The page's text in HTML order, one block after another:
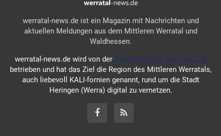
werratal-news.de ist ein Magazin mit Nachrichten und
aktuellen Meldungen aus dem Mittleren Werratal und
Waldhessen.
werratal-news.de wird von der Internetagentur dd-media.de
betrieben und hat das Ziel die Region des Mittleren Werratals,
auch liebevoll KALI-fornien genannt, rund um die Stadt
Heringen (Werra) digital zu vernetzen.